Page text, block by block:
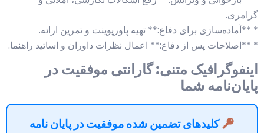
گرامری.
* **آماده‌سازی برای دفاع:** تهیه پاورپوینت و تمرین ارائه.
* **اصلاحات پس از دفاع:** اعمال نظرات داوران و اساتید راهنما.
اینفوگرافیک متنی: گارانتی موفقیت در
پایان‌نامه شما
کلیدهای تضمین شده موفقیت در پایان نامه